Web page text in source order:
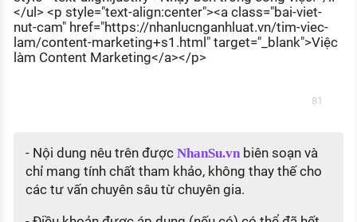
</ul> <p style="text-align:center"><a class="bai-viet-
nut-cam" href="https://nhanlucnganhluat.vn/tim-viec-
lam/content-marketing+s1.html" target="_blank">Việc
làm Content Marketing</a></p>
81
- Nội dung nêu trên được NhanSu.vnbiên soạn và
chỉ mang tính chất tham khảo, không thay thế cho
các tư vấn chuyên sâu từ chuyên gia.